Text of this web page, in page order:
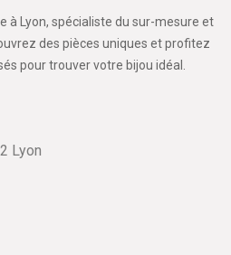
à Lyon, spécialiste du sur-mesure et
des pièces uniques et profitez
pour trouver votre bijou idéal.
Lyon